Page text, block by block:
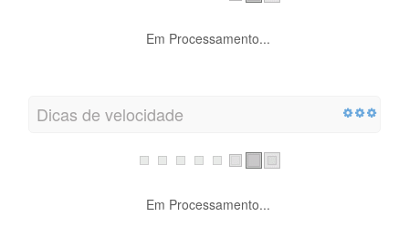
Em Processamento...
Dicas de velocidade
Em Processamento...